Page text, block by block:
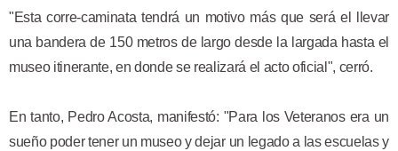
"Esta corre-caminata tendrá un motivo más que será el llevar
una bandera de 150 metros de largo desde la largada hasta el
museo itinerante, en donde se realizará el acto oficial", cerró.
En tanto, Pedro Acosta, manifestó: "Para los Veteranos era un
sueño poder tener un museo y dejar un legado a las escuelas y